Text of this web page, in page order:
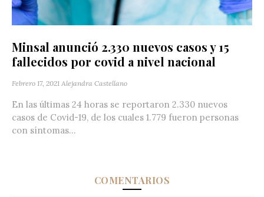
Minsal anunció 2.330 nuevos casos y 15
fallecidos por covid a nivel nacional
Febrero 17, 2021 Alejandra Castellano
En las últimas 24 horas se reportaron 2.330 nuevos
casos de Covid-19, de los cuales 1.779 fueron personas
con síntomas...
COMENTARIOS